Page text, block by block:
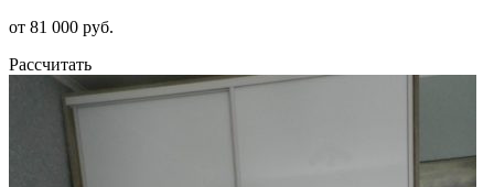
от 81 000 руб.
Рассчитать